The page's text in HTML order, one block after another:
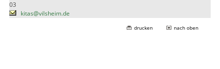
03
kitas@vilsheim.de
drucken nach oben